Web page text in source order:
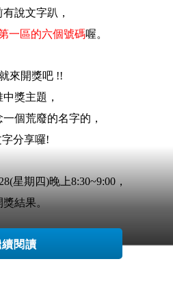
說文字趴，
一區的六個號碼喔。
來開獎吧 !!
獎主題，
一個荒廢的名字的 ，
字分享囉!
星期四)晚上8:30~9:00，
獎結果。
9/28，
閱讀